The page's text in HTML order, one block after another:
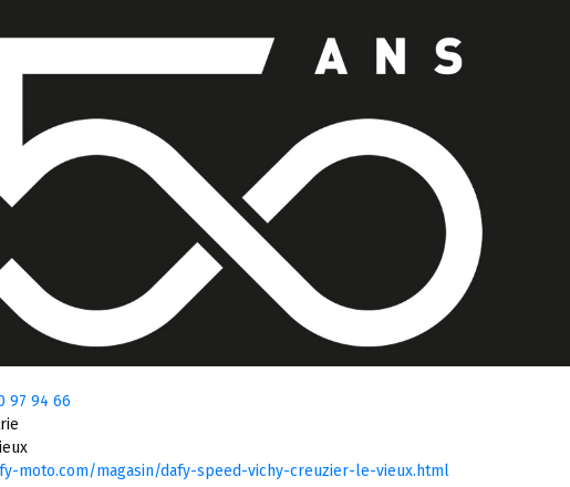
97 94 66
moto.com/magasin/dafy-speed-vichy-creuzier-le-vieux.html